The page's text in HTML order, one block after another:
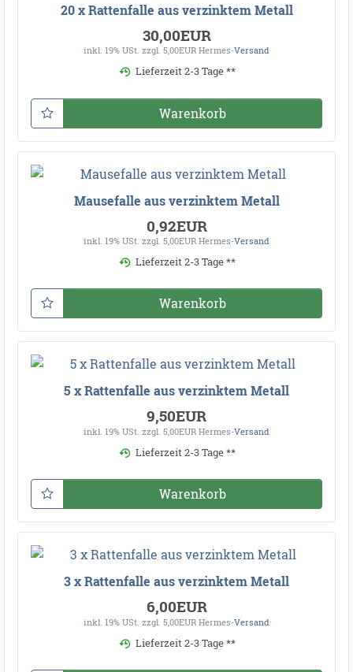
20 x Rattenfalle aus verzinktem Metall
30,00EUR
inkl. 19% USt. zzgl. 5,00EUR Hermes-Versand
Lieferzeit 2-3 Tage **
Warenkorb
Mausefalle aus verzinktem Metall
0,92EUR
inkl. 19% USt. zzgl. 5,00EUR Hermes-Versand
Lieferzeit 2-3 Tage **
Warenkorb
5 x Rattenfalle aus verzinktem Metall
9,50EUR
inkl. 19% USt. zzgl. 5,00EUR Hermes-Versand
Lieferzeit 2-3 Tage **
Warenkorb
3 x Rattenfalle aus verzinktem Metall
6,00EUR
inkl. 19% USt. zzgl. 5,00EUR Hermes-Versand
Lieferzeit 2-3 Tage **